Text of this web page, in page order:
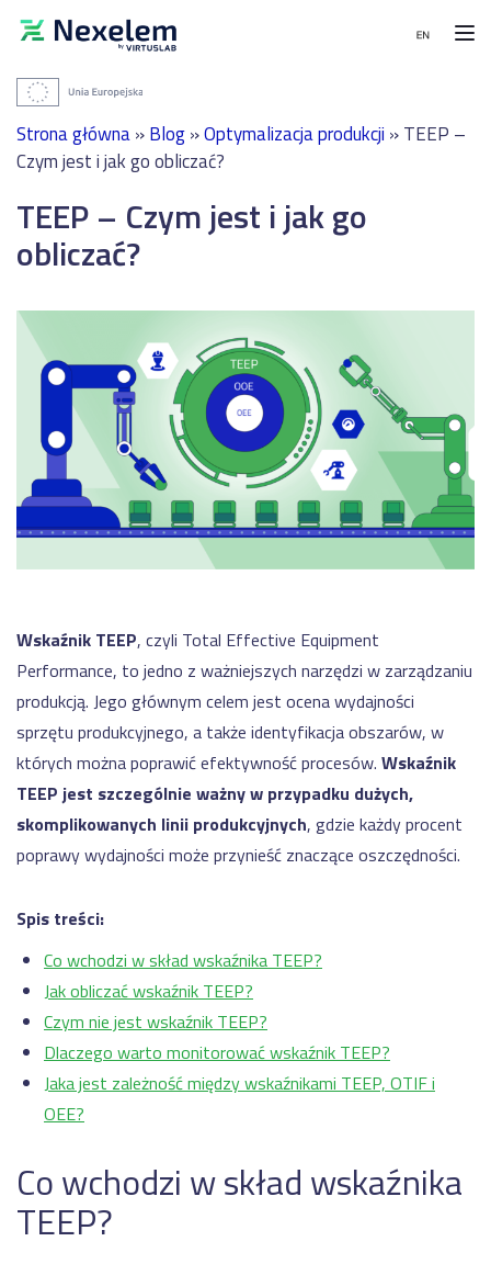
MENU
Moduły
Wdrożenia
referencje
Kontakt
Bezpłatna
konsultacja
NA
SKRÓTY
Nexelem
ERP
dla
produkcji
Zapisz
się
na
Meetup
Produkcyjny
Demo
Moduły
PRODUKCJA
harmonogramowania
produkcji
-
System
zarządzania
realizacji
produkcji
MES
magazynowy
dla
produkcji
WMS
WYDAJNOŚĆ
PRODUKCJI
System
monitorowania
maszyn
oraz
linii
(IOT)
monitorowania
Dashboardy
Cyfrowa
matryca
kompetencji
Dostępność
Wdrożenia
i
referencje
Planowanie
produkcji
zintegrowane
SAP
w
Sanok
Rubber
Company,
producencie
wyrobów
gumowych
dla
motoryzacji
Automatyzacja
zleceń
firmie
Etyflex
producenta
oraz
opakowań
Jak
skutecznie
zarządzać
safety
Obniżenie
w
z
grupy
TOYOTA
Produkcja
kabli
przewodów
Pozostałe
wdrożenia
Strona główna»Blog»Optymalizacja produkcji »TEEP –
Czym jest i jak go obliczać?
TEEP – Czym jest i jak go
obliczać?
Wskaźnik TEEP, czyli Total Effective Equipment
Performance, to jedno z ważniejszych narzędzi w zarządzaniu
produkcją. Jego głównym celem jest ocena wydajności
sprzętu produkcyjnego, a także identyfikacja obszarów, w
których można poprawić efektywność procesów. Wskaźnik
TEEP jest szczególnie ważny w przypadku dużych,
skomplikowanych linii produkcyjnych, gdzie każdy procent
poprawy wydajności może przynieść znaczące oszczędności.
Spis treści:
Co wchodzi w skład wskaźnika TEEP?
Jak obliczać wskaźnik TEEP?
Czym nie jest wskaźnik TEEP?
Dlaczego warto monitorować wskaźnik TEEP?
Jaka jest zależność między wskaźnikami TEEP, OTIF i
OEE?
Co wchodzi w skład wskaźnika
TEEP?